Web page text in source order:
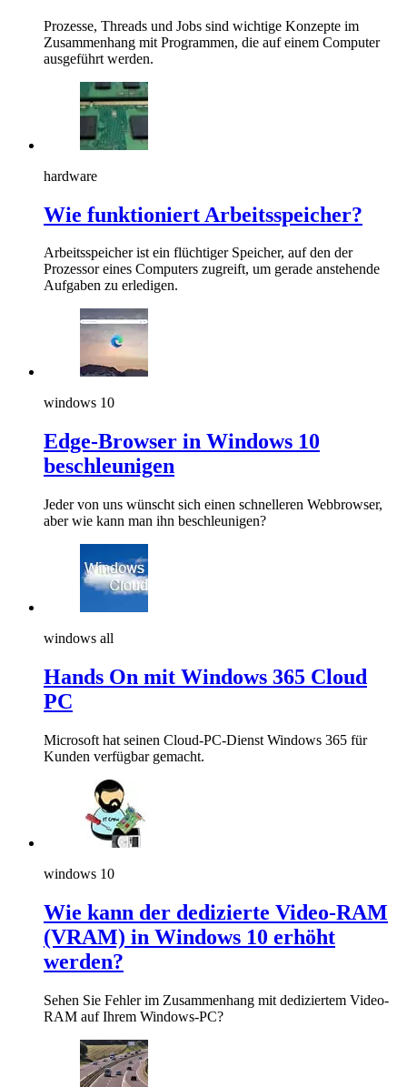
Prozesse, Threads und Jobs sind wichtige Konzepte im
Zusammenhang mit Programmen, die auf einem Computer
ausgeführt werden.
hardware
Wie funktioniert Arbeitsspeicher?
Arbeitsspeicher ist ein flüchtiger Speicher, auf den der
Prozessor eines Computers zugreift, um gerade anstehende
Aufgaben zu erledigen.
windows 10
Edge-Browser in Windows 10
beschleunigen
Jeder von uns wünscht sich einen schnelleren Webbrowser,
aber wie kann man ihn beschleunigen?
windows all
Hands On mit Windows 365 Cloud
PC
Microsoft hat seinen Cloud-PC-Dienst Windows 365 für
Kunden verfügbar gemacht.
windows 10
Wie kann der dedizierte Video-RAM
(VRAM) in Windows 10 erhöht
werden?
Sehen Sie Fehler im Zusammenhang mit dediziertem Video-
RAM auf Ihrem Windows-PC?